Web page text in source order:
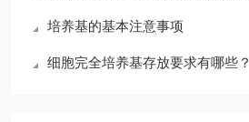
培养基的基本注意事项
细胞完全培养基存放要求有哪些？